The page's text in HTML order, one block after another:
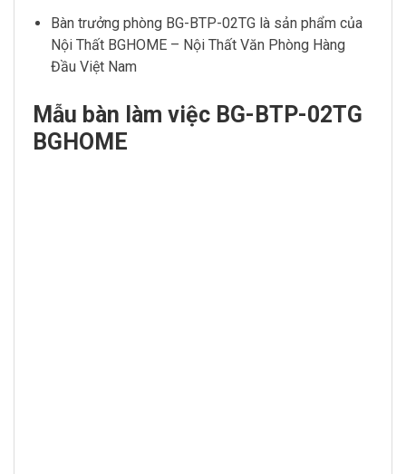
Bàn trưởng phòng BG-BTP-02TG là sản phẩm của
Nội Thất BGHOME – Nội Thất Văn Phòng Hàng
Đầu Việt Nam
Mẫu bàn làm việc BG-BTP-02TG
BGHOME